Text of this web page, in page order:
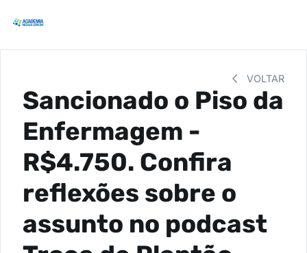
VOLTAR
Sancionado o Piso da
Enfermagem -
R$4.750. Confira
reflexões sobre o
assunto no podcast